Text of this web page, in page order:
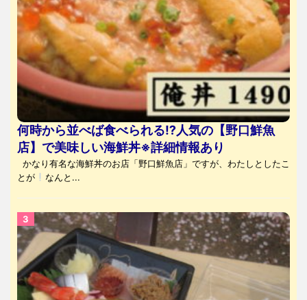
何時から並べば食べられる⁉人気の【野口鮮魚
店】で美味しい海鮮丼※詳細情報あり
かなり有名な海鮮丼のお店「野口鮮魚店」ですが、わたしとしたこ
とが
なんと...